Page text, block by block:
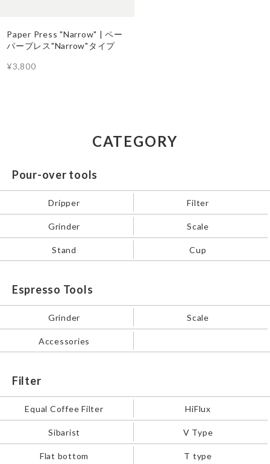
Paper Press "Narrow" | ペー
パープレス"Narrow"タイプ
¥3,800
CATEGORY
Pour-over tools
Dripper Filter
Grinder Scale
Stand Cup
Espresso Tools
Grinder Scale
Accessories
Filter
Equal Coffee Filter HiFlux
Sibarist V Type
Flat bottom T type